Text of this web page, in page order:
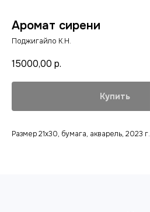
Аромат сирени
Поджигайло К.Н.
15000,00 р.
Купить
Размер 21х30, бумага, акварель, 2023 г.